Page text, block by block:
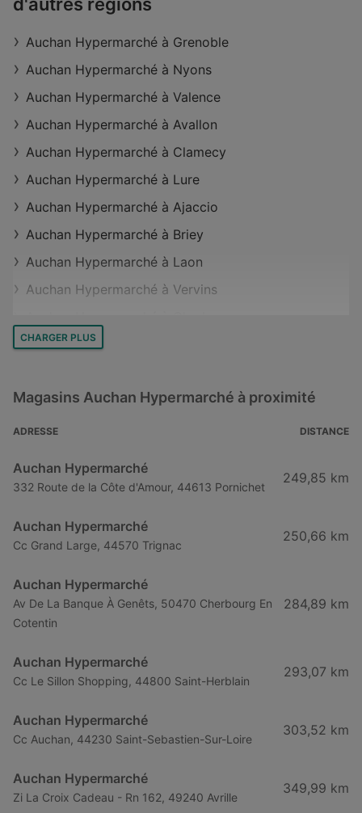
Magasins Auchan Hypermarché à Savonnières-
Courcelles
Magasins Auchan Hypermarché à Maquens
Magasins Auchan Hypermarché à Arles
Magasins Auchan Hypermarché à Louvroil
Magasins Auchan Hypermarché à Guilherand-
Granges
Auchan Hypermarché à Grenoble
Auchan Hypermarché à Nyons
Auchan Hypermarché à Valence
Auchan Hypermarché à Avallon
Auchan Hypermarché à Clamecy
Auchan Hypermarché à Lure
Auchan Hypermarché à Ajaccio
Auchan Hypermarché à Briey
Auchan Hypermarché à Laon
Auchan Hypermarché à Vervins
Auchan Hypermarché à Le Havre
Auchan Hypermarché à Toulouse
Auchan Hypermarché à Apt
Auchan Hypermarché à Argenteuil
Auchan Hypermarché à Melun
CHARGER PLUS
Magasins Auchan Hypermarché à proximité
ADRESSE DISTANCE
Auchan Hypermarché
332 Route de la Côte d'Amour, 44613 Pornichet
249,85 km
Auchan Hypermarché
Cc Grand Large, 44570 Trignac
250,66 km
Auchan Hypermarché
Av De La Banque À Genêts, 50470 Cherbourg En
Cotentin
284,89 km
Auchan Hypermarché
Cc Le Sillon Shopping, 44800 Saint-Herblain
293,07 km
Auchan Hypermarché
Cc Auchan, 44230 Saint-Sebastien-Sur-Loire
303,52 km
Auchan Hypermarché
Zi La Croix Cadeau - Rn 162, 49240 Avrille
349,99 km